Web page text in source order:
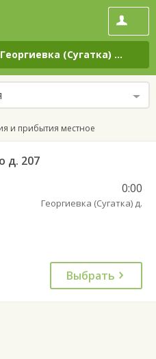
(Сугатка) на все
и прибытия местное
д. 207
0:00
Георгиевка (Сугатка) д.
Выбрать